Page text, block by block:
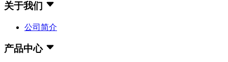
关于我们
公司简介
产品中心